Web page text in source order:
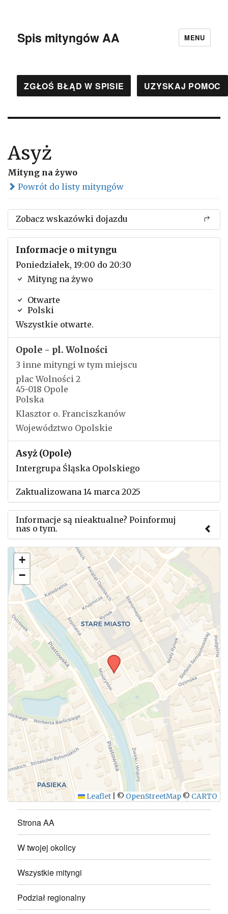
Spis mityngów AA MENU
ZGŁOŚ BŁĄD W SPISIE UZYSKAJ POMOC
Asyż
Mityng na żywo
Powrót do listy mityngów
Zobacz wskazówki dojazdu
Informacje o mityngu
Poniedziałek, 19:00 do 20:30
Mityng na żywo
Otwarte
Polski
Wszystkie otwarte.
Opole - pl. Wolności
3 inne mityngi w tym miejscu
plac Wolności 2
45-018 Opole
Polska
Klasztor o. Franciszkanów
Województwo Opolskie
Asyż (Opole)
Intergrupa Śląska Opolskiego
Zaktualizowana 14 marca 2025
Informacje są nieaktualne? Poinformuj
nas o tym.
Użyj tego formularza aby przesłać informację o
zmianach w powyższym mityngu.
WYŚLIJ
+
−
Leaflet © OpenStreetMap © CARTO
Strona AA
W twojej okolicy
Wszystkie mityngi
Podział regionalny